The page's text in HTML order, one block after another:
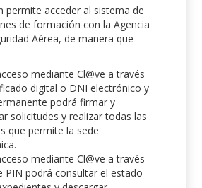
permite acceder al sistema de
de formación con la Agencia
Aérea, de manera que
mediante Cl@ve a través
digital o DNI electrónico y
podrá firmar y
solicitudes y realizar todas las
que permite la sede
mediante Cl@ve a través
PIN podrá consultar el estado